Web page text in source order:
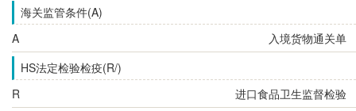
海关监管条件(A)
A
入境货物通关单
HS法定检验检疫(R/)
R
进口食品卫生监督检验